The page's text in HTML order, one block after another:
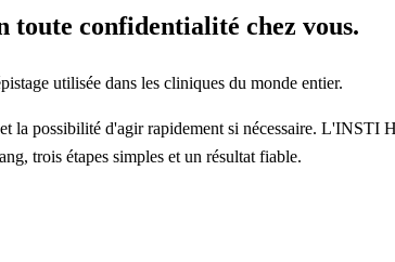
toute confidentialité chez vous.
utilisée dans les cliniques du monde entier.
la possibilité d'agir rapidement si nécessaire. L'INSTI
trois étapes simples et un résultat fiable.